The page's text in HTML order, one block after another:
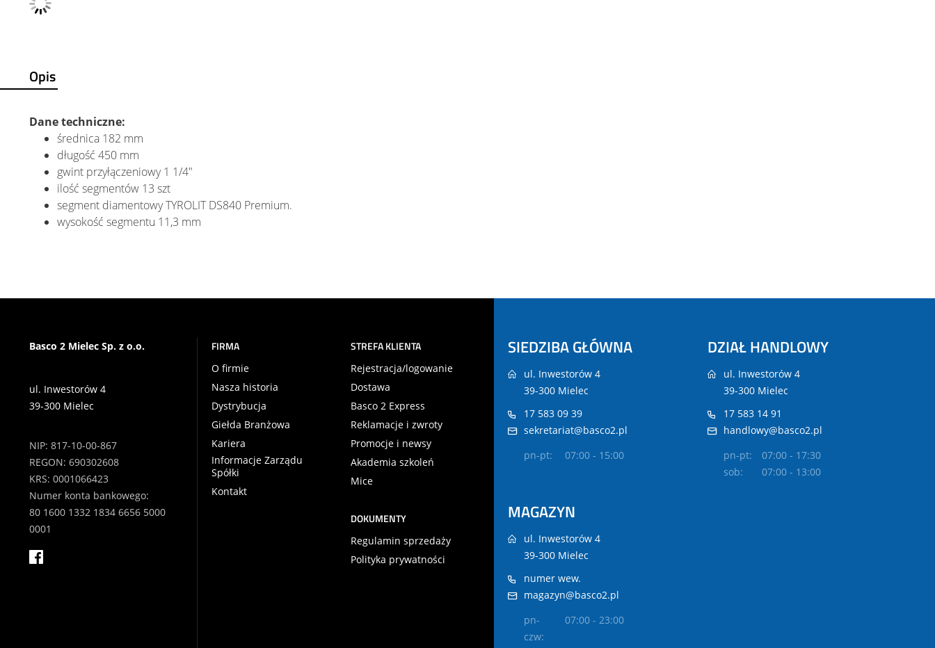
Opis
Dane techniczne:
średnica 182 mm
długość 450 mm
gwint przyłączeniowy 1 1/4"
ilość segmentów 13 szt
segment diamentowy TYROLIT DS840 Premium.
wysokość segmentu 11,3 mm
Basco 2 Mielec Sp. z o.o.
ul. Inwestorów 4
39-300 Mielec
NIP: 817-10-00-867
REGON: 690302608
KRS: 0001066423
Numer konta bankowego:
80 1600 1332 1834 6656 5000
0001
FIRMA
O firmie
Nasza historia
Dystrybucja
Giełda Branżowa
Kariera
Informacje Zarządu
Spółki
Kontakt
STREFA KLIENTA
Rejestracja/logowanie
Dostawa
Basco 2 Express
Reklamacje i zwroty
Promocje i newsy
Akademia szkoleń
Mice
DOKUMENTY
Regulamin sprzedaży
Polityka prywatności
SIEDZIBA GŁÓWNA
ul. Inwestorów 4
39-300 Mielec
17 583 09 39
sekretariat@basco2.pl
pn-pt:
07:00 - 15:00
DZIAŁ HANDLOWY
ul. Inwestorów 4
39-300 Mielec
17 583 14 91
handlowy@basco2.pl
pn-pt:
07:00 - 17:30
sob:
07:00 - 13:00
MAGAZYN
ul. Inwestorów 4
39-300 Mielec
numer wew.
magazyn@basco2.pl
pn-
czw:
07:00 - 23:00